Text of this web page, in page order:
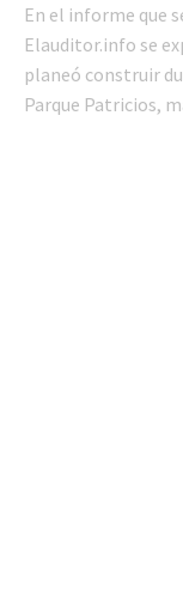
En el informe que
Elauditor.info se
planeó construir
Parque Patricios,